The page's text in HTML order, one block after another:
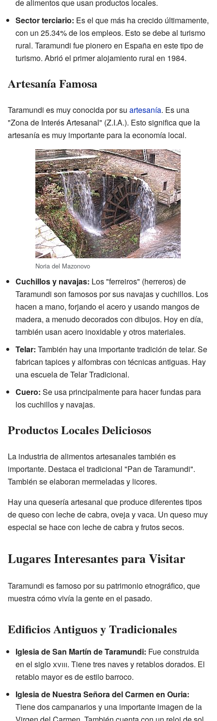
de alimentos que usan productos locales.
Sector terciario: Es el que más ha crecido últimamente,
con un 25.34% de los empleos. Esto se debe al turismo
rural. Taramundi fue pionero en España en este tipo de
turismo. Abrió el primer alojamiento rural en 1984.
Artesanía Famosa
Taramundi es muy conocida por su artesanía. Es una
"Zona de Interés Artesanal" (Z.I.A.). Esto significa que la
artesanía es muy importante para la economía local.
Noria del Mazonovo
Cuchillos y navajas: Los "ferreiros" (herreros) de
Taramundi son famosos por sus navajas y cuchillos. Los
hacen a mano, forjando el acero y usando mangos de
madera, a menudo decorados con dibujos. Hoy en día,
también usan acero inoxidable y otros materiales.
Telar: También hay una importante tradición de telar. Se
fabrican tapices y alfombras con técnicas antiguas. Hay
una escuela de Telar Tradicional.
Cuero: Se usa principalmente para hacer fundas para
los cuchillos y navajas.
Productos Locales Deliciosos
La industria de alimentos artesanales también es
importante. Destaca el tradicional "Pan de Taramundi".
También se elaboran mermeladas y licores.
Hay una quesería artesanal que produce diferentes tipos
de queso con leche de cabra, oveja y vaca. Un queso muy
especial se hace con leche de cabra y frutos secos.
Lugares Interesantes para Visitar
Taramundi es famoso por su patrimonio etnográfico, que
muestra cómo vivía la gente en el pasado.
Edificios Antiguos y Tradicionales
Iglesia de San Martín de Taramundi: Fue construida
en el sigloxviii. Tiene tres naves y retablos dorados. El
retablo mayor es de estilo barroco.
Iglesia de Nuestra Señora del Carmen en Ouria:
Tiene dos campanarios y una importante imagen de la